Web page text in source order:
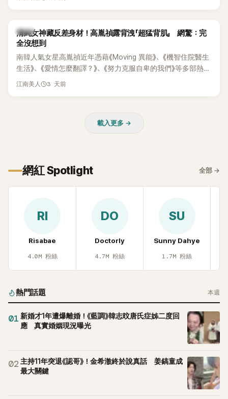
韓星
清純女神藏反差身材！高胤禎露背洩「超猛背肌」 網驚：完
全沒想到
南韓人氣女星高胤禎近年憑藉《Moving 異能》、《機智住院醫生
生活》、《愛情怎麼翻譯？》、《努力克服自卑的我們》等多部熱門
作品，躍升為韓劇新一代女神代表，不僅演技備受肯定，精緻
傻直呼：「原來她身材這麼猛！」
江南美人 3 天前
載入更多 →
網紅 Spotlight 全部 →
RI
Risabae
4.0M 粉絲
DO
Doctorly
4.7M 粉絲
SU
Sunny Dahye
1.7M 粉絲
熱門話題 本週
01 新婚才1年遭爆離婚！《藍調》韓志旼唐氏症姊二度回
應 真實婚姻現況曝光
02 主持11年突退《認哥》！金希澈終於說真話 姜鎬童成
最大關鍵